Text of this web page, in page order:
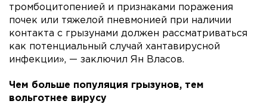
тромбоцитопенией и признаками поражения
почек или тяжелой пневмонией при наличии
контакта с грызунами должен рассматриваться
как потенциальный случай хантавирусной
инфекции», — заключил Ян Власов.
Чем больше популяция грызунов, тем
вольготнее вирусу